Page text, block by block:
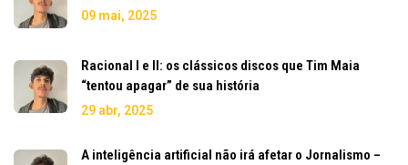
09 mai, 2025
Racional I e II: os clássicos discos que Tim Maia
“tentou apagar” de sua história
29 abr, 2025
A inteligência artificial não irá afetar o Jornalismo –